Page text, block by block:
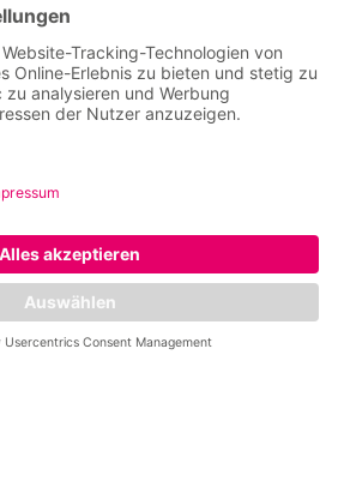
Mrs.Sporty at Home
Magazin